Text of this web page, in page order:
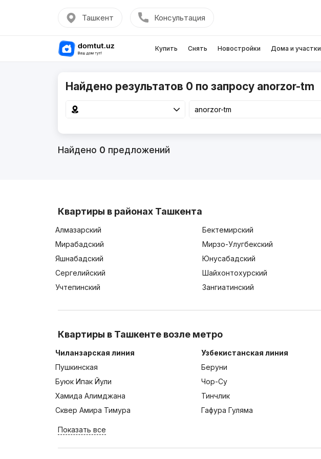
Ташкент Консультация
Купить Снять Новостройки Дома и участки
Найдено результатов 0 по запросу anorzor-tm
Найдено 0 предложений
Квартиры в районах Ташкента
Алмазарский Бектемирский
Мирабадский
Мирзо-Улугбекский
Яшнабадский
Юнусабадский
Сергелийский
Шайхонтохурский
Учтепинский
Зангиатинский
Квартиры в Ташкенте возле метро
Чиланзарская линия
Пушкинская
Буюк Ипак Йули
Хамида Алимджана
Сквер Амира Тимура
Узбекистанская линия
Беруни
Чор-Су
Тинчлик
Гафура Гуляма
Показать все